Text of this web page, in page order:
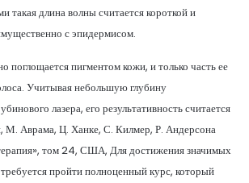
такая длина волны считается короткой и
с эпидермисом.
поглощается пигментом кожи, и только часть ее
Учитывая небольшую глубину
лазера, его результативность считается
М. Аврама, Ц. Ханке, С. Килмер, Р. Андерсона
том 24, США, Для достижения значимых
требуется пройти полноценный курс, который